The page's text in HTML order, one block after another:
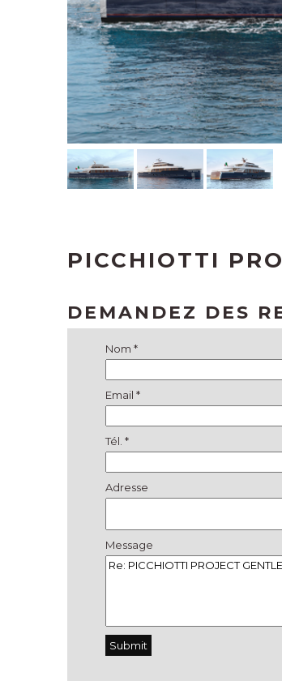
PICCHIOTTI
DEMANDEZ DES
Nom *
Email *
Tél. *
Adresse
Message